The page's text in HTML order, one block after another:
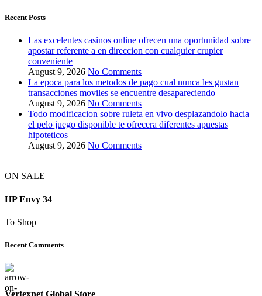
Recent Posts
Las excelentes casinos online ofrecen una oportunidad sobre
apostar referente a en direccion con cualquier crupier
conveniente
August 9, 2026 No Comments
La epoca para los metodos de pago cual nunca les gustan
transacciones moviles se encuentre desapareciendo
August 9, 2026 No Comments
Todo modificacion sobre ruleta en vivo desplazandolo hacia
el pelo juego disponible te ofrecera diferentes apuestas
hipoteticos
August 9, 2026 No Comments
ON SALE
HP Envy 34
To Shop
Recent Comments